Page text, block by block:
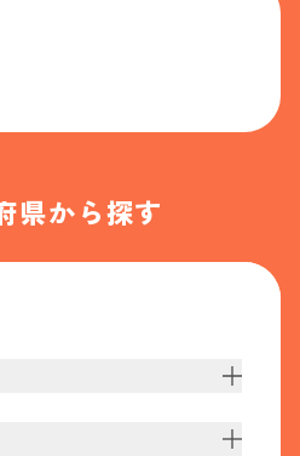
県から探す